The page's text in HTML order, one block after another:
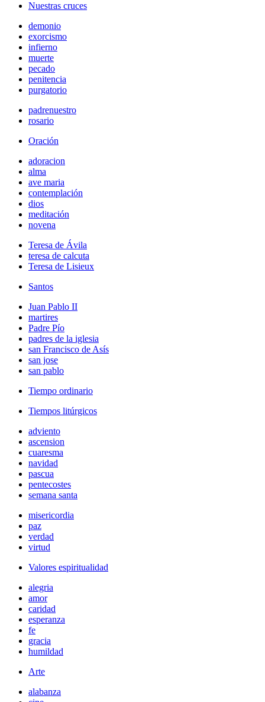
Nuestras cruces
demonio
exorcismo
infierno
muerte
pecado
penitencia
purgatorio
padrenuestro
rosario
Oración
adoracion
alma
ave maria
contemplación
dios
meditación
novena
Teresa de Ávila
teresa de calcuta
Teresa de Lisieux
Santos
Juan Pablo II
martires
Padre Pío
padres de la iglesia
san Francisco de Asís
san jose
san pablo
Tiempo ordinario
Tiempos litúrgicos
adviento
ascension
cuaresma
navidad
pascua
pentecostes
semana santa
misericordia
paz
verdad
virtud
Valores espiritualidad
alegria
amor
caridad
esperanza
fe
gracia
humildad
Arte
alabanza